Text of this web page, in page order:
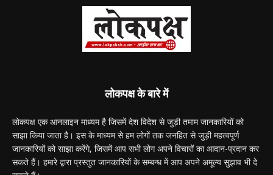
लोकपक्ष के बारे में
लोकपक्ष एक आनलाइन माध्यम है जिसमें देश विदेश से जुड़ी तमाम जानकारियों को
साझा किया जाता है। इस के माध्यम से हम लोगों तक जनहित से जुड़ी महत्वपूर्ण
जानकारियों को साझा करेंगे, जिसमें आप सभी लोग अपने विचारों का आदान-प्रदान कर
सकते हैं। हमारे द्वारा प्रस्तुत जानकारियों के सम्बन्ध में आप अपने अमूल्य सुझाव भी दे